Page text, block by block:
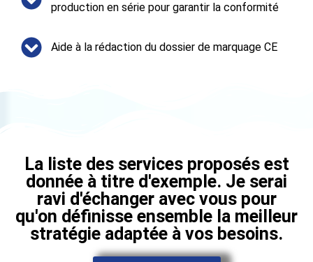
production en série pour garantir la conformité
Aide à la rédaction du dossier de marquage CE
La liste des services proposés est
donnée à titre d'exemple. Je serai
ravi d'échanger avec vous pour
qu'on définisse ensemble la meilleur
stratégie adaptée à vos besoins.